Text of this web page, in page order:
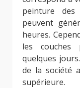
peinture
peuvent
heures.
les
quelques
de la société
supérieure.